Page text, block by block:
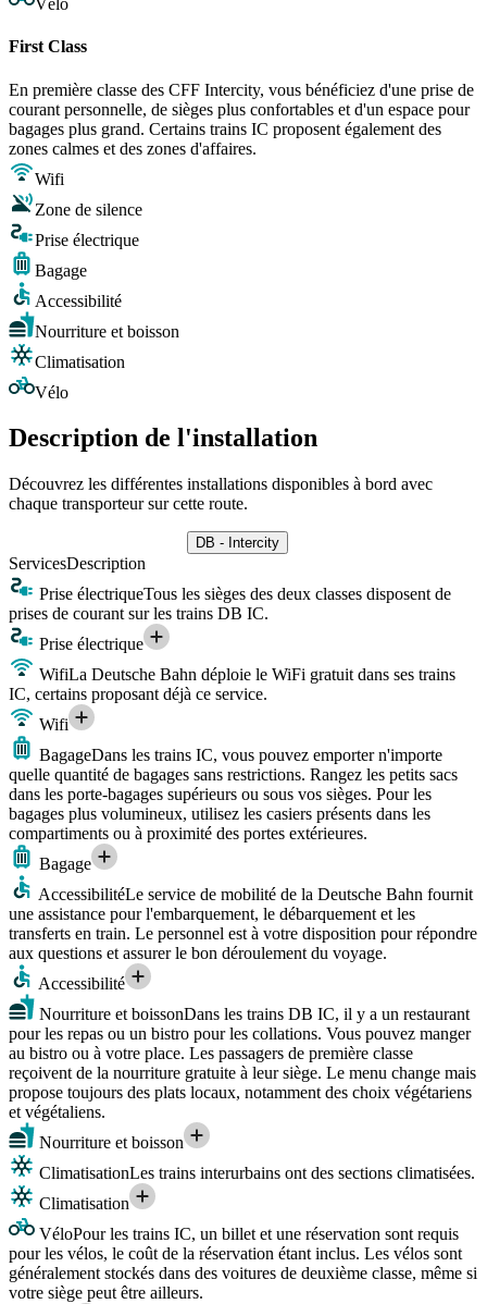
Vélo
First Class
En première classe des CFF Intercity, vous bénéficiez d'une prise de
courant personnelle, de sièges plus confortables et d'un espace pour
bagages plus grand. Certains trains IC proposent également des
zones calmes et des zones d'affaires.
Wifi
Zone de silence
Prise électrique
Bagage
Accessibilité
Nourriture et boisson
Climatisation
Vélo
Description de l'installation
Découvrez les différentes installations disponibles à bord avec
chaque transporteur sur cette route.
DB - Intercity
ServicesDescription
Prise électriqueTous les sièges des deux classes disposent de
prises de courant sur les trains DB IC.
Prise électrique
WifiLa Deutsche Bahn déploie le WiFi gratuit dans ses trains
IC, certains proposant déjà ce service.
Wifi
BagageDans les trains IC, vous pouvez emporter n'importe
quelle quantité de bagages sans restrictions. Rangez les petits sacs
dans les porte-bagages supérieurs ou sous vos sièges. Pour les
bagages plus volumineux, utilisez les casiers présents dans les
compartiments ou à proximité des portes extérieures.
Bagage
AccessibilitéLe service de mobilité de la Deutsche Bahn fournit
une assistance pour l'embarquement, le débarquement et les
transferts en train. Le personnel est à votre disposition pour répondre
aux questions et assurer le bon déroulement du voyage.
Accessibilité
Nourriture et boissonDans les trains DB IC, il y a un restaurant
pour les repas ou un bistro pour les collations. Vous pouvez manger
au bistro ou à votre place. Les passagers de première classe
reçoivent de la nourriture gratuite à leur siège. Le menu change mais
propose toujours des plats locaux, notamment des choix végétariens
et végétaliens.
Nourriture et boisson
ClimatisationLes trains interurbains ont des sections climatisées.
Climatisation
VéloPour les trains IC, un billet et une réservation sont requis
pour les vélos, le coût de la réservation étant inclus. Les vélos sont
généralement stockés dans des voitures de deuxième classe, même si
votre siège peut être ailleurs.